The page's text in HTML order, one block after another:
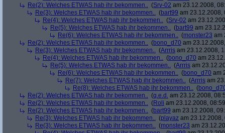
Re(2): Welches ETWAS hab ihr bekommen.. (Srv-02 am 23.12.2008,
Re(3): Welches ETWAS hab ihr bekommen.. (bart99 am 23.12.2008,
Re(4): Welches ETWAS hab ihr bekommen.. (Srv-02 am
Re(5): Welches ETWAS hab ihr bekommen.. (bart99 am
Re(6): Welches ETWAS hab ihr bekommen.. (monster23 am
Re(2): Welches ETWAS hab ihr bekommen.. (bono_d70 am
Re(3): Welches ETWAS hab ihr bekommen.. (Arrris am 23.12.2008,
Re(4): Welches ETWAS hab ihr bekommen.. (bono_d70 am
Re(5): Welches ETWAS hab ihr bekommen.. (Arrris am
Re(6): Welches ETWAS hab ihr bekommen.. (bono_d70 am
Re(7): Welches ETWAS hab ihr bekommen.. (Arrris am
Re(8): Welches ETWAS hab ihr bekommen.. (
Re(2): Welches ETWAS hab ihr bekommen.. (q.e.d. am 23.12.2008,
Re(2): Welches ETWAS hab ihr bekommen.. (Roli am 23.12.2008,
Re(2): Welches ETWAS hab ihr bekommen.. (bart99 am 23.12.2008,
Re(3): Welches ETWAS hab ihr bekommen.. (playaz am 23.12.2008,
Re(3): Welches ETWAS hab ihr bekommen.. (monster23 am